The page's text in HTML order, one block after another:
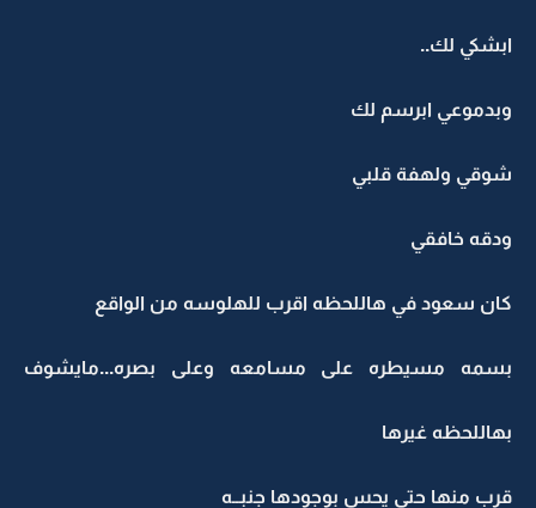
ابشكي لك..
وبدموعي ابرسم لك
شوقي ولهفة قلبي
ودقه خافقي
كان سعود في هاللحظه اقرب للهلوسه من الواقع
بسمه مسيطره على مسامعه وعلى بصره...مايشوف
بهاللحظه غيرها
قرب منها حتى يحس بوجودها جنبــه